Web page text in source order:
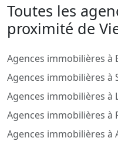
Toutes les
proximité de
Agences immobilières à
Agences immobilières à
Agences immobilières à
Agences immobilières à
Agences immobilières à